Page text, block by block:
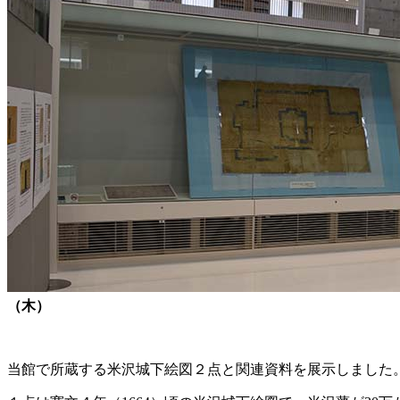
（木）
当館で所蔵する米沢城下絵図２点と関連資料を展示しました